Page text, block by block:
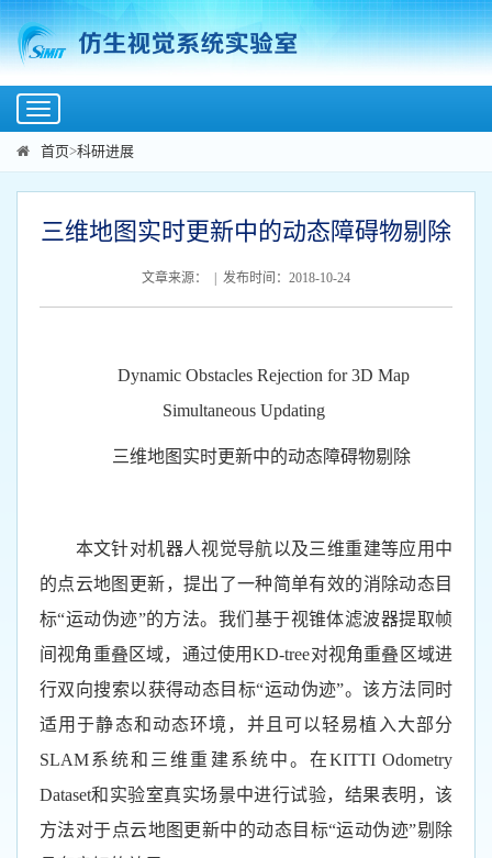
Toggle
navigation
首页>科研进展
三维地图实时更新中的动态障碍物剔除
文章来源： | 发布时间：2018-10-24
Dynamic Obstacles Rejection for 3D Map
Simultaneous Updating
三维地图实时更新中的动态障碍物剔除
本文针对机器人视觉导航以及三维重建等应用中
的点云地图更新，提出了一种简单有效的消除动态目
标“运动伪迹”的方法。我们基于视锥体滤波器提取帧
间视角重叠区域，通过使用KD-tree对视角重叠区域进
行双向搜索以获得动态目标“运动伪迹”。该方法同时
适用于静态和动态环境，并且可以轻易植入 大部分
SLAM系统和三维重建系统中。在KITTI Odometry
Dataset和实验室真实场景中进行试验，结果表明，该
方法对于点云地图更新中的动态目标“运动伪迹”剔除